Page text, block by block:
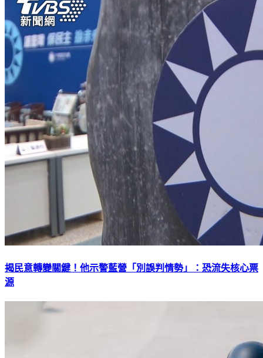
揭民意轉變關鍵！他示警藍營「別誤判情勢」：恐流失核心票
源